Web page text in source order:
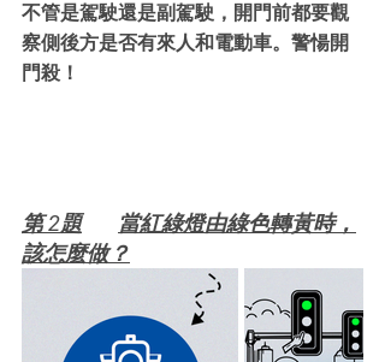
不管是駕駛還是副駕駛，開門前都要觀
察側後方是否有來人和電動車。警愓開
門殺！
第 2題	當紅綠燈由綠色轉黃時，
該怎麼做？